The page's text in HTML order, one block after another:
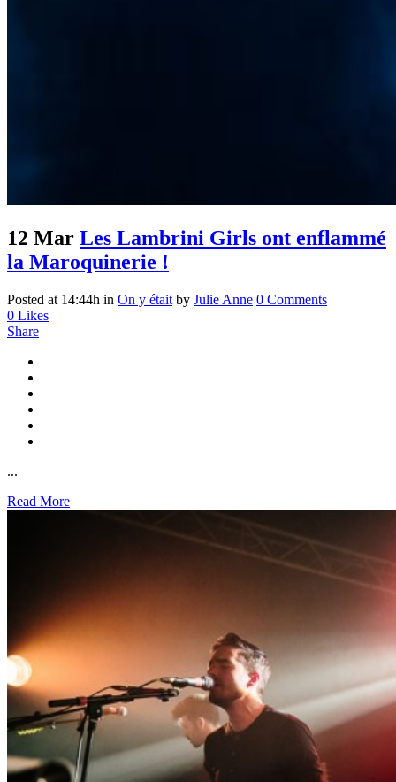
12 Mar Les Lambrini Girls ont enflammé
la Maroquinerie !
Posted at 14:44h in On y était by Julie Anne 0 Comments
0 Likes
Share
...
Read More